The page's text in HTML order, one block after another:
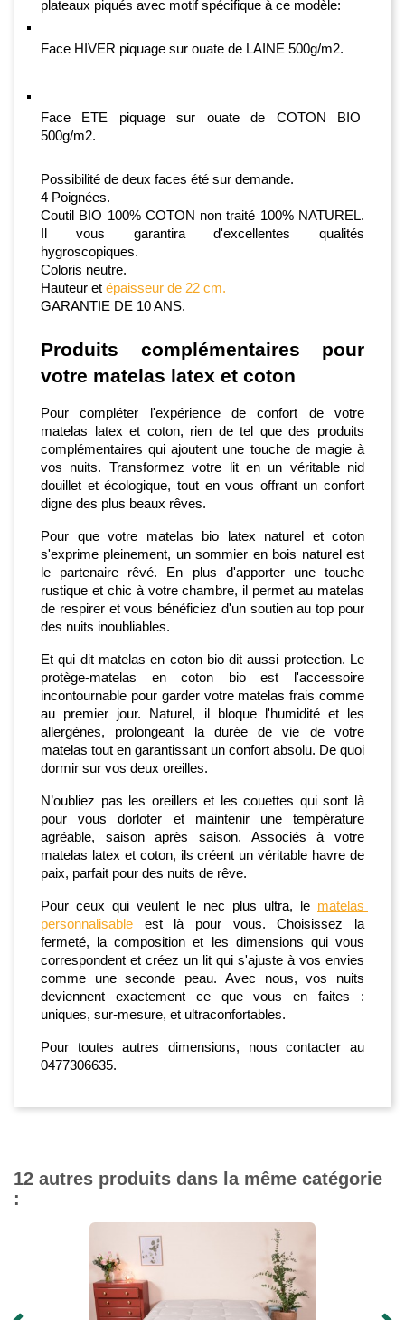
plateaux piqués avec motif spécifique à ce modèle:
Face HIVER piquage sur ouate de LAINE 500g/m2.
Face ETE piquage sur ouate de COTON BIO
500g/m2.
Possibilité de deux faces été sur demande.
4 Poignées.
Coutil BIO 100% COTON non traité 100% NATUREL.
Il vous garantira d'excellentes qualités
hygroscopiques.
Coloris neutre.
Hauteur et épaisseur de 22 cm.
GARANTIE DE 10 ANS.
Produits complémentaires pour
votre matelas latex et coton
matelas latex et coton, rien de tel que des produits
complémentaires qui ajoutent une touche de magie à
vos nuits. Transformez votre lit en un véritable nid
douillet et écologique, tout en vous offrant un confort
digne des plus beaux rêves.
Pour que votre matelas bio latex naturel et coton
s'exprime pleinement, un sommier en bois naturel est
le partenaire rêvé. En plus d'apporter une touche
rustique et chic à votre chambre, il permet au matelas
de respirer et vous bénéficiez d'un soutien au top pour
des nuits inoubliables.
Et qui dit matelas en coton bio dit aussi protection. Le
protège-matelas en coton bio est l'accessoire
incontournable pour garder votre matelas frais comme
au premier jour. Naturel, il bloque l'humidité et les
allergènes, prolongeant la durée de vie de votre
matelas tout en garantissant un confort absolu. De quoi
dormir sur vos deux oreilles.
N’oubliez pas les oreillers et les couettes qui sont là
pour vous dorloter et maintenir une température
matelas latex et coton, ils créent un véritable havre de
paix, parfait pour des nuits de rêve.
Pour ceux qui veulent le nec plus ultra, le matelas
personnalisable est là pour vous. Choisissez la
fermeté, la composition et les dimensions qui vous
correspondent et créez un lit qui s'ajuste à vos envies
comme une seconde peau. Avec nous, vos nuits
deviennent exactement ce que vous en faites :
uniques, sur-mesure, et ultraconfortables.
Pour toutes autres dimensions, nous contacter au
0477306635.
12 autres produits dans la même catégorie
: